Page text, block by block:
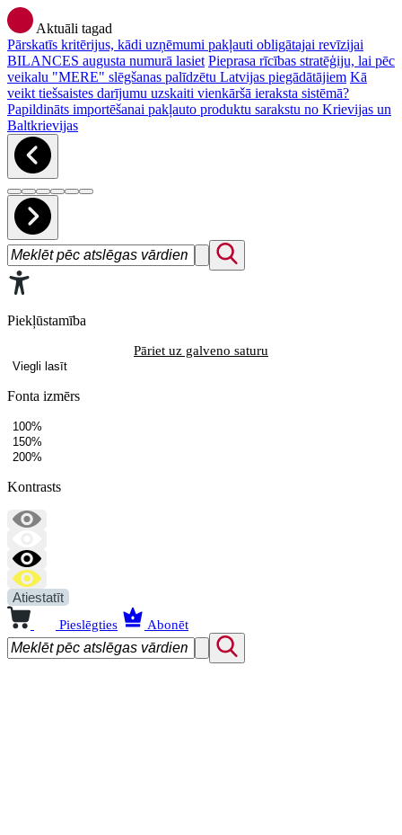
Aktuāli tagad
Pārskatīs kritērijus, kādi uzņēmumi pakļauti obligātajai revīzijai
BILANCES augusta numurā lasiet Pieprasa rīcības stratēģiju, lai pēc
veikalu "MERE" slēgšanas palīdzētu Latvijas piegādātājiem Kā
veikt tiešsaistes darījumu uzskaiti vienkāršā ieraksta sistēmā?
Papildināts importēšanai pakļauto produktu sarakstu no Krievijas un
Baltkrievijas
Piekļūstamība
Pāriet uz galveno saturu
Viegli lasīt
Fonta izmērs
100%
150%
200%
Kontrasts
Atiestatīt
Pieslēgties Abonēt